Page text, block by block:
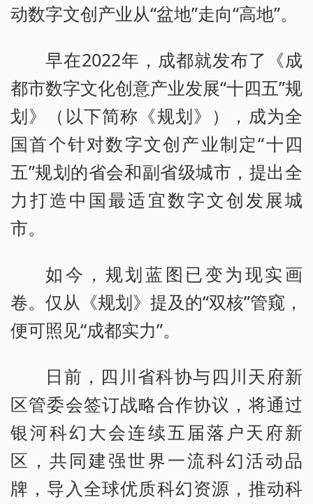
动数字文创产业从“盆地”走向“高地”。
早在2022年，成都就发布了《成
都市数字文化创意产业发展“十四五”规
划》（以下简称《规划》），成为全
国首个针对数字文创产业制定“十四
五”规划的省会和副省级城市，提出全
力打造中国最适宜数字文创发展城
市。
如今，规划蓝图已变为现实画
卷。仅从《规划》提及的“双核”管窥，
便可照见“成都实力”。
日前，四川省科协与四川天府新
区管委会签订战略合作协议，将通过
银河科幻大会连续五届落户天府新
区，共同建强世界一流科幻活动品
牌，导入全球优质科幻资源，推动科